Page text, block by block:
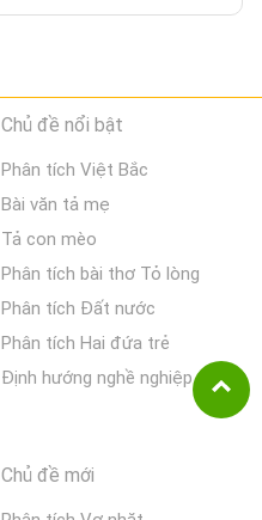
Chủ đề nổi bật
Phân tích Việt Bắc
Bài văn tả mẹ
Tả con mèo
Phân tích bài thơ Tỏ lòng
Phân tích Đất nước
Phân tích Hai đứa trẻ
Định hướng nghề nghiệp
Chủ đề mới